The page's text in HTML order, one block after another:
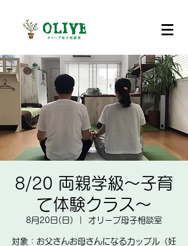
8/20 両親学級～子育
て体験クラス～
8月20日(日) オリーブ母子相談室
対象：お父さんお母さんになるカップル（妊